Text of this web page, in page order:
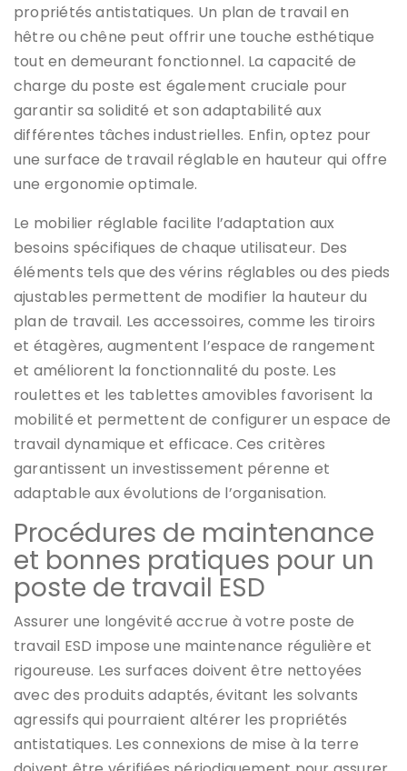
propriétés antistatiques. Un plan de travail en
hêtre ou chêne peut offrir une touche esthétique
tout en demeurant fonctionnel. La capacité de
charge du poste est également cruciale pour
garantir sa solidité et son adaptabilité aux
différentes tâches industrielles. Enfin, optez pour
une surface de travail réglable en hauteur qui offre
une ergonomie optimale.
Le mobilier réglable facilite l’adaptation aux
besoins spécifiques de chaque utilisateur. Des
éléments tels que des vérins réglables ou des pieds
ajustables permettent de modifier la hauteur du
plan de travail. Les accessoires, comme les tiroirs
et étagères, augmentent l’espace de rangement
et améliorent la fonctionnalité du poste. Les
roulettes et les tablettes amovibles favorisent la
mobilité et permettent de configurer un espace de
travail dynamique et efficace. Ces critères
garantissent un investissement pérenne et
adaptable aux évolutions de l’organisation.
Procédures de maintenance
et bonnes pratiques pour un
poste de travail ESD
Assurer une longévité accrue à votre poste de
travail ESD impose une maintenance régulière et
rigoureuse. Les surfaces doivent être nettoyées
avec des produits adaptés, évitant les solvants
agressifs qui pourraient altérer les propriétés
antistatiques. Les connexions de mise à la terre